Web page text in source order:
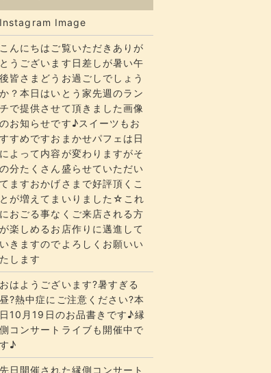
Instagram Image
こんにちはご覧いただきありが
とうございます​​​日差しが暑い午
後皆さまどうお過ごしでしょう
か？​​​本日はいとう家先週のラン
チで提供させて頂きました画像
のお知らせです♪スイーツもお
すすめですおまかせパフェは日
によって内容が変わりますがそ
の分たくさん盛らせていただい
てます​​​おかげさまで好評頂くこ
とが増えてまいりました☆​​これ
におごる事なくご来店される方
が楽しめるお店作りに邁進して
いきますのでよろしくお願いい
たします
おはようございます?暑すぎる
昼?熱中症にご注意ください?本
日10月19日のお品書きです♪縁
側コンサートライブも開催中で
す♪
先日開催された縁側コンサート